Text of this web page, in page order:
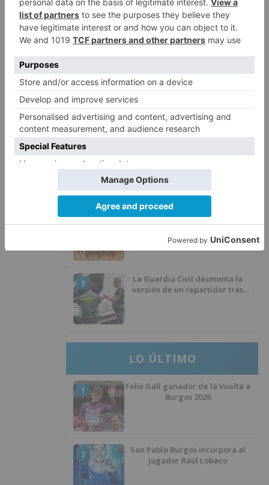
1
Fallece un ciclista en Burgos tras
avisar otro conductor que se
había caído de la bicicleta
2
Villatoro da el primer paso para
dejar atrás su aislamiento con el
inicio de la senda peatonal y
ciclista
3
herido en Burgos tras la colisión
4
La provincia de Burgos celebra
el día de su patrón
5
La Guardia Civil desmonta la
versión de un repartidor tras
LO ÚLTIMO
1
Felix Gall ganador de la Vuelta a
Burgos 2026
2
San Pablo Burgos incorpora al
jugador Raúl Lobaco